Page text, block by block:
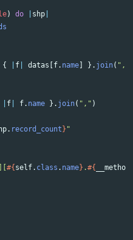
) do shp
{ f datas [f. name] }. join( ","
f f. name }. join( "," )
. record_count} "
#{self. class . name} .#{